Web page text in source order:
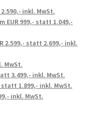
inkl. MwSt.
EUR 999,- statt 1.049,-
2.599,- statt 2.699,- inkl.
MwSt.
3.499,- inkl. MwSt.
statt 1.899,- inkl. MwSt.
inkl. MwSt.